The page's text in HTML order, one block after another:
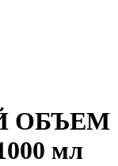
ОБЪЕМ
мл